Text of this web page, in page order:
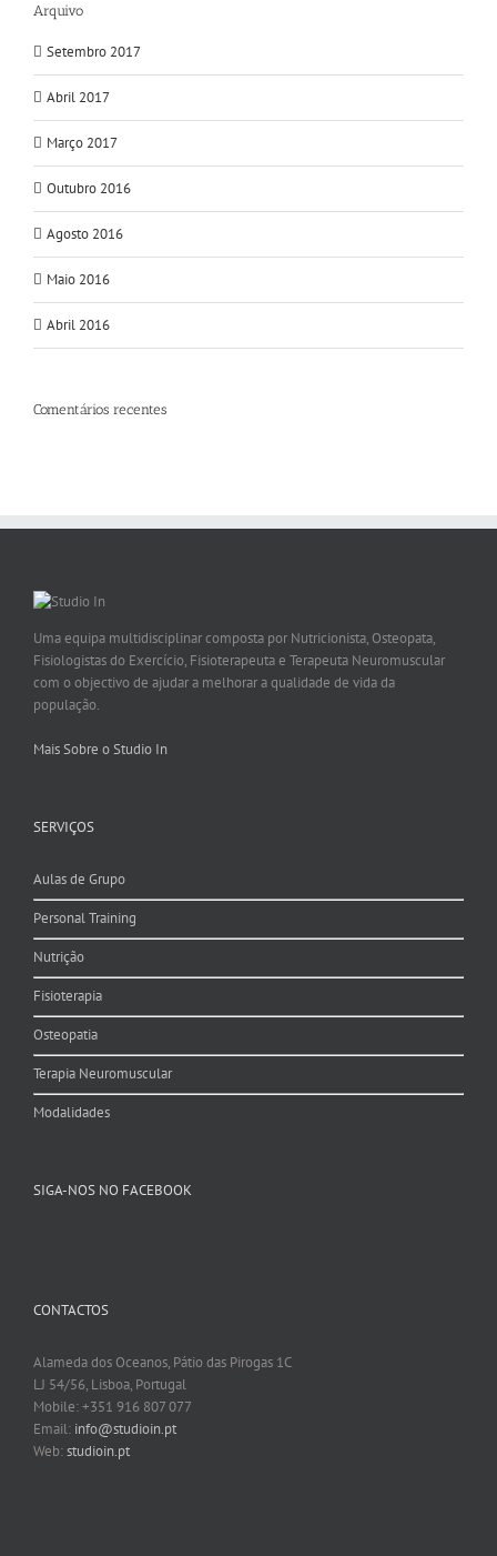
Arquivo
Setembro 2017
Abril 2017
Março 2017
Outubro 2016
Agosto 2016
Maio 2016
Abril 2016
Comentários recentes
Uma equipa multidisciplinar composta por Nutricionista, Osteopata,
Fisiologistas do Exercício, Fisioterapeuta e Terapeuta Neuromuscular
com o objectivo de ajudar a melhorar a qualidade de vida da
população.
Mais Sobre o Studio In
SERVIÇOS
Aulas de Grupo
Personal Training
Nutrição
Fisioterapia
Osteopatia
Terapia Neuromuscular
Modalidades
SIGA-NOS NO FACEBOOK
CONTACTOS
Alameda dos Oceanos, Pátio das Pirogas 1C
LJ 54/56, Lisboa, Portugal
Mobile: +351 916 807 077
Email: info@studioin.pt
Web:studioin.pt